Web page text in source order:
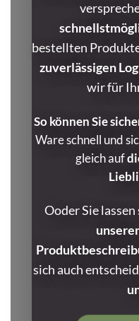
bestellten
zuverlässigen
wir für
So können Sie
Ware schnell und
gleich auf
Ooder Sie
sich auch